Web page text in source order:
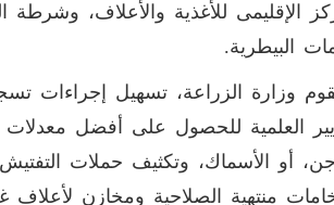
الإقليمى للأغذية والأعلاف، وشرطة
البيطرية.
وزارة الزراعة، تسهيل إجراءات
العلمية للحصول على أفضل معدلات
أو الأسماك، وتكثيف حملات
منتهية الصلاحية ومخازن